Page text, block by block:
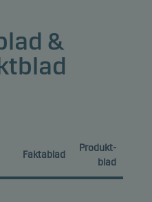
&
Faktablad
Produkt-
blad